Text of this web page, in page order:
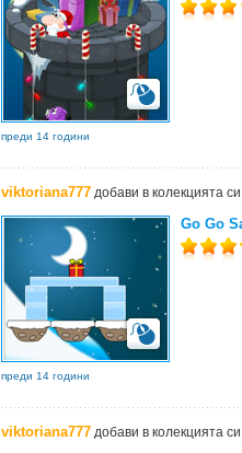
преди 14 години
viktoriana777добави в колекцията си
Go Go
преди 14 години
viktoriana777добави в колекцията си